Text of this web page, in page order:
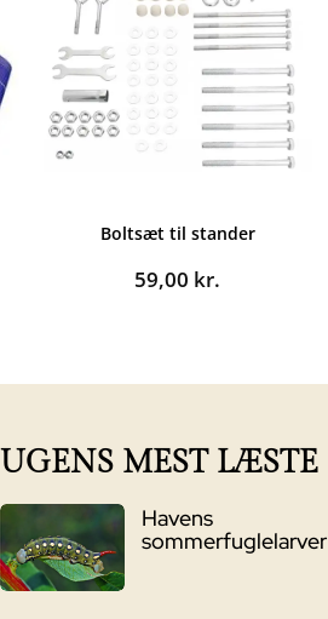
Boltsæt til stander
59,00 kr.
UGENS MEST LÆSTE
Havens
sommerfuglelarver